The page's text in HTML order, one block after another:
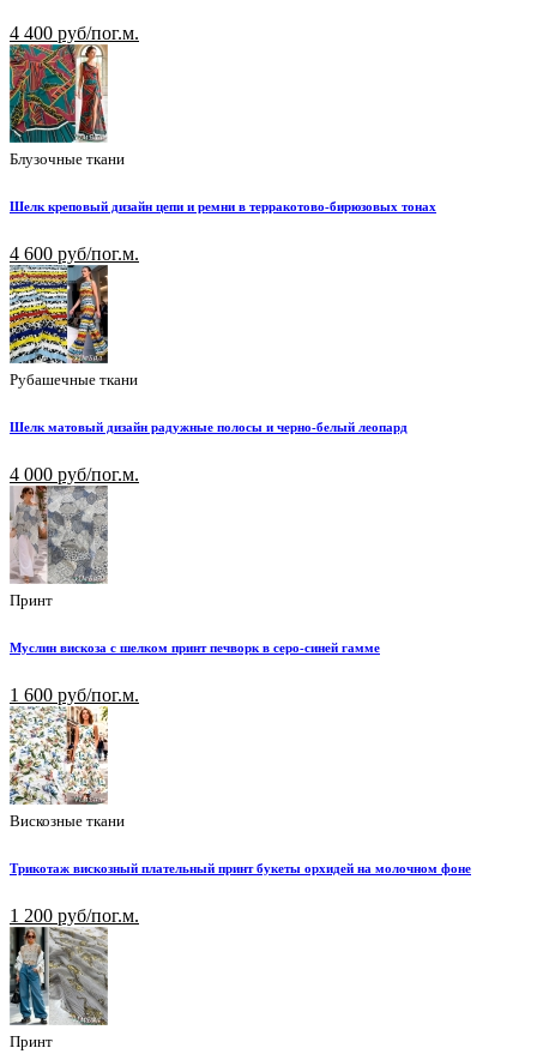
4 400 руб/пог.м.
Блузочные ткани
Шелк креповый дизайн цепи и ремни в терракотово-бирюзовых тонах
4 600 руб/пог.м.
Рубашечные ткани
Шелк матовый дизайн радужные полосы и черно-белый леопард
4 000 руб/пог.м.
Принт
Муслин вискоза с шелком принт печворк в серо-синей гамме
1 600 руб/пог.м.
Вискозные ткани
Трикотаж вискозный плательный принт букеты орхидей на молочном фоне
1 200 руб/пог.м.
Принт